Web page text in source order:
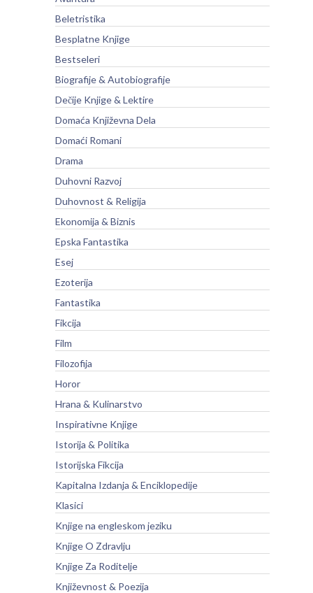
Beletristika
Besplatne Knjige
Bestseleri
Biografije & Autobiografije
Dečije Knjige & Lektire
Domaća Književna Dela
Domaći Romani
Drama
Duhovni Razvoj
Duhovnost & Religija
Ekonomija & Biznis
Epska Fantastika
Esej
Ezoterija
Fantastika
Fikcija
Film
Filozofija
Horor
Hrana & Kulinarstvo
Inspirativne Knjige
Istorija & Politika
Istorijska Fikcija
Kapitalna Izdanja & Enciklopedije
Klasici
Knjige na engleskom jeziku
Knjige O Zdravlju
Knjige Za Roditelje
Književnost & Poezija